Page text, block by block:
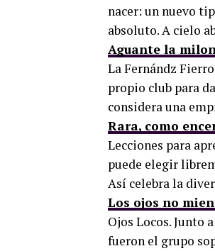
nacer: un nuevo
absoluto. A cielo
Aguante la
La Fernándz
propio club para
considera una
Rara, como
Lecciones para
puede elegir
Así celebra la
Los ojos no
Ojos Locos. Junto
fueron el grupo